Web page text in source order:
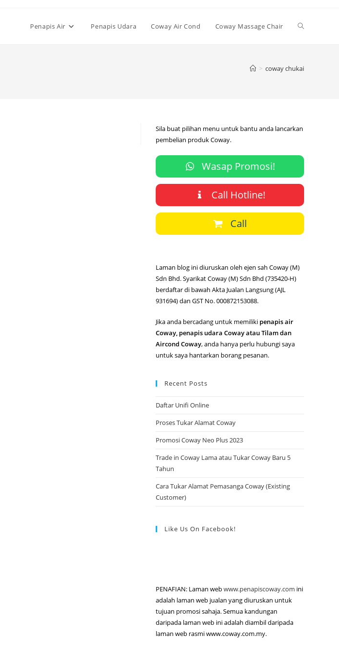
Penapis Air Penapis Udara Coway Air Cond Coway Massage Chair Toggle
> coway chukai
Sila buat pilihan menu untuk bantu anda lancarkan
pembelian produk Coway.
Wasap Promosi!
Call Hotline!
Call
Laman blog ini diuruskan oleh ejen sah Coway (M)
Sdn Bhd. Syarikat Coway (M) Sdn Bhd (735420-H)
berdaftar di bawah Akta Jualan Langsung (AJL
931694) dan GST No. 000872153088.
Jika anda bercadang untuk memiliki penapis air
Coway, penapis udara Coway atau Tilam dan
Aircond Coway, anda hanya perlu hubungi saya
untuk saya hantarkan borang pesanan.
Recent Posts
Daftar Unifi Online
Proses Tukar Alamat Coway
Promosi Coway Neo Plus 2023
Trade in Coway Lama atau Tukar Coway Baru 5
Tahun
Cara Tukar Alamat Pemasanga Coway (Existing
Customer)
Like Us On Facebook!
PENAFIAN: Laman webwww.penapiscoway.com ini
adalah laman web jualan yang diuruskan untuk
tujuan promosi sahaja. Semua kandungan
daripada laman web ini adalah diambil daripada
laman web rasmi www.coway.com.my.